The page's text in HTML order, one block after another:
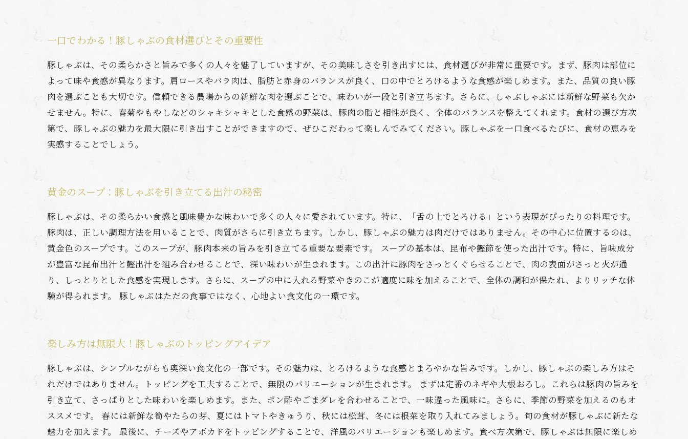
一口でわかる！豚しゃぶの食材選びとその重要性
豚しゃぶは、その柔らかさと旨みで多くの人々を魅了していますが、その美味しさを引き出すには、食材選びが非常に重要です。まず、豚肉は部位に
よって味や食感が異なります。肩ロースやバラ肉は、脂肪と赤身のバランスが良く、口の中でとろけるような食感が楽しめます。また、品質の良い豚
肉を選ぶことも大切です。信頼できる農場からの新鮮な肉を選ぶことで、味わいが一段と引き立ちます。さらに、しゃぶしゃぶには新鮮な野菜も欠か
せません。特に、春菊やもやしなどのシャキシャキとした食感の野菜は、豚肉の脂と相性が良く、全体のバランスを整えてくれます。食材の選び方次
第で、豚しゃぶの魅力を最大限に引き出すことができますので、ぜひこだわって楽しんでみてください。豚しゃぶを一口食べるたびに、食材の恵みを
実感することでしょう。
黄金のスープ：豚しゃぶを引き立てる出汁の秘密
豚しゃぶは、その柔らかい食感と風味豊かな味わいで多くの人々に愛されています。特に、「舌の上でとろける」という表現がぴったりの料理です。
豚肉は、正しい調理方法を用いることで、肉質がさらに引き立ちます。しかし、豚しゃぶの魅力は肉だけではありません。その中心に位置するのは、
黄金色のスープです。このスープが、豚肉本来の旨みを引き立てる重要な要素です。 スープの基本は、昆布や鰹節を使った出汁です。特に、旨味成分
が豊富な昆布出汁と鰹出汁を組み合わせることで、深い味わいが生まれます。この出汁に豚肉をさっとくぐらせることで、肉の表面がさっと火が通
り、しっとりとした食感を実現します。さらに、スープの中に入れる野菜やきのこが適度に味を加えることで、全体の調和が保たれ、よりリッチな体
験が得られます。 豚しゃぶはただの食事ではなく、心地よい食文化の一環です。
楽しみ方は無限大！豚しゃぶのトッピングアイデア
豚しゃぶは、シンプルながらも奥深い食文化の一部です。その魅力は、とろけるような食感とまろやかな旨みです。しかし、豚しゃぶの楽しみ方はそ
れだけではありません。トッピングを工夫することで、無限のバリエーションが生まれます。 まずは定番のネギや大根おろし。これらは豚肉の旨みを
引き立て、さっぱりとした味わいを楽しめます。また、ポン酢やごまダレを合わせることで、一味違った風味に。さらに、季節の野菜を加えるのもオ
ススメです。 春には新鮮な筍やたらの芽、夏にはトマトやきゅうり、秋には松茸、冬には根菜を取り入れてみましょう。旬の食材が豚しゃぶに新たな
魅力を加えます。 最後に、チーズやアボカドをトッピングすることで、洋風のバリエーションも楽しめます。食べ方次第で、豚しゃぶは無限に楽しめ